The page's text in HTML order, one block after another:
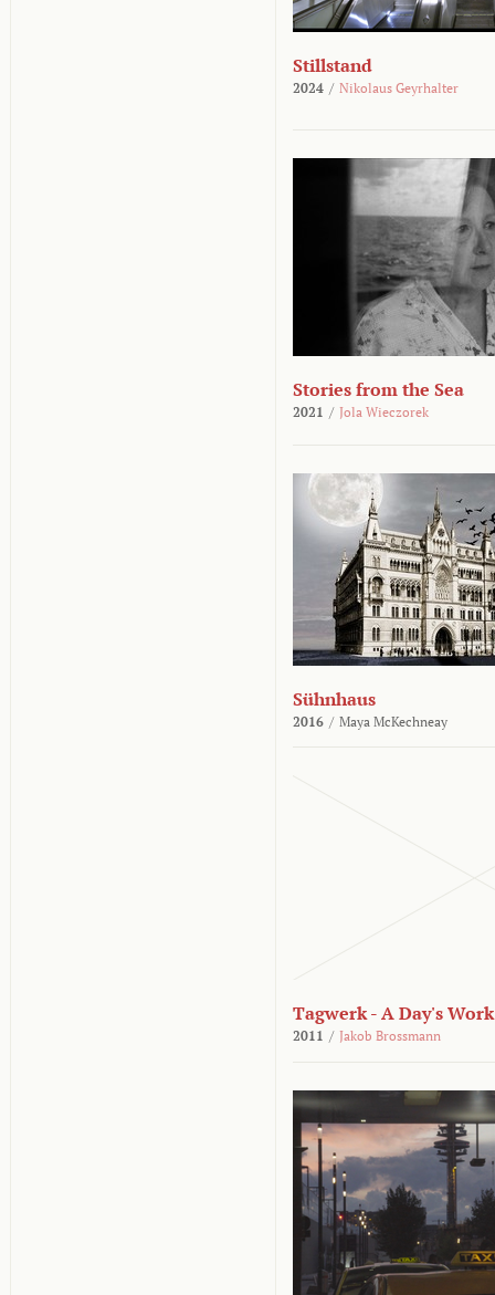
Stillstand
2024 / Nikolaus Geyrhalter
Stories from the Sea
2021 / Jola Wieczorek
Sühnhaus
2016 / Maya McKechneay
Tagwerk - A Day's Work
2011 / Jakob Brossmann